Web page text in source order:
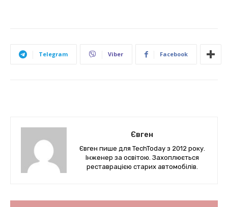
Telegram Viber Facebook
Євген
Євген пише для TechToday з 2012 року.
Інженер за освітою. Захоплюється
реставрацією старих автомобілів.